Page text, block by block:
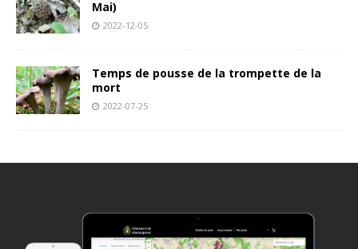
Mai)
2022-12-05
Temps de pousse de la trompette de la
mort
2022-07-25